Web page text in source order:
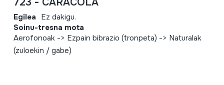
Egilea Ez dakigu.
Soinu-tresna mota
Aerofonoak -> Ezpain bibrazio (tronpeta) -> Naturalak
(zuloekin / gabe)